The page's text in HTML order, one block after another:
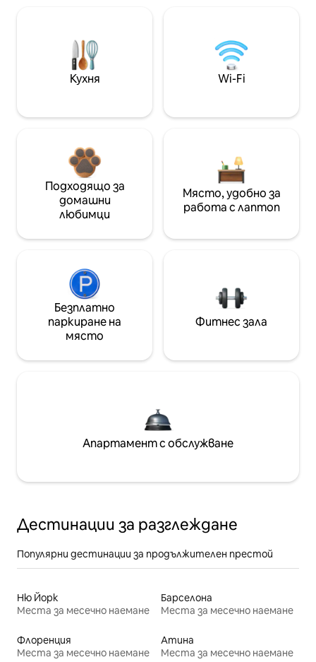
Кухня Wi-Fi
Подходящо за
домашни
любимци
Място, удобно за
работа с лаптоп
Безплатно
паркиране на
място
Фитнес зала
Апартамент с обслужване
Дестинации за разглеждане
Популярни дестинации за продължителен престой
Ню Йорк
Места за месечно наемане
Барселона
Места за месечно наемане
Флоренция
Места за месечно наемане
Атина
Места за месечно наемане